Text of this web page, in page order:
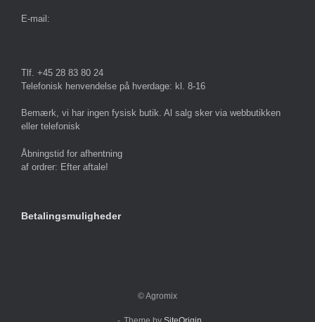
E-mail:
Tlf. +45 28 83 80 24
Telefonisk henvendelse på hverdage: kl. 8-16
Bemærk, vi har ingen fysisk butik. Al salg sker via webbutikken
eller telefonisk
Åbningstid for afhentning
af ordrer: Efter aftale!
Betalingsmuligheder
© Agromix
Theme by SiteOrigin